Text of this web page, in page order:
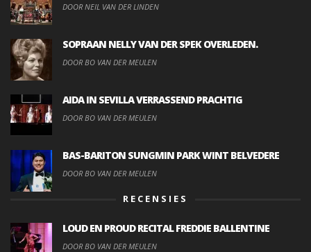
DOOR NEIL VAN DER LINDEN
SOPRAAN NELLY VAN DER SPEK OVERLEDEN.
DOOR BO VAN DER MEULEN
AIDA IN SEVILLA VERRASSEND PRACHTIG
DOOR BO VAN DER MEULEN
BAS-BARITON SUNGMIN PARK WINT BELVEDERE
DOOR BO VAN DER MEULEN
RECENSIES
LOUD EN PROUD RECITAL FREDDIE BALLENTINE
DOOR BO VAN DER MEULEN